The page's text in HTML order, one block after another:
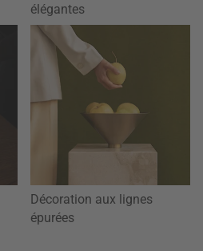
élégantes
Décoration aux lignes
épurées